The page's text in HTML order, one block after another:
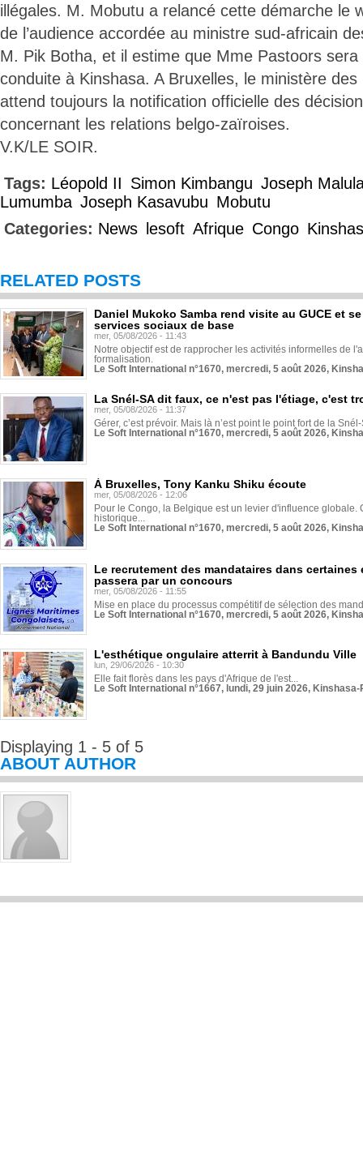
illégales. M. Mobutu a relancé cette démarche le
de l’audience accordée au ministre sud-africain
M. Pik Botha, et il estime que Mme Pastoors
conduite à Kinshasa. A Bruxelles, le ministère
attend toujours la notification officielle des
concernant les relations belgo-zaïroises.
V.K/LE SOIR.
Tags: Léopold II Simon Kimbangu Joseph
Lumumba Joseph Kasavubu Mobutu
Categories: News lesoft Afrique Congo
RELATED POSTS
Daniel Mukoko Samba rend visite au GUCE et
services sociaux de base
mer, 05/08/2026 - 11:43
Notre objectif est de rapprocher les activités informelles de
formalisation.
Le Soft International n°1670, mercredi, 5 août 2026,
La Snél-SA dit faux, ce n'est pas l'étiage, c'est
mer, 05/08/2026 - 11:37
Gérer, c’est prévoir. Mais là n’est point le point fort de la
Le Soft International n°1670, mercredi, 5 août 2026,
À Bruxelles, Tony Kanku Shiku écoute
mer, 05/08/2026 - 12:06
Pour le Congo, la Belgique est un levier d'influence globale.
historique...
Le Soft International n°1670, mercredi, 5 août 2026,
Le recrutement des mandataires dans
passera par un concours
mer, 05/08/2026 - 11:55
Mise en place du processus compétitif de sélection des
Le Soft International n°1670, mercredi, 5 août 2026,
L'esthétique ongulaire atterrit à Bandundu Ville
lun, 29/06/2026 - 10:30
Elle fait florès dans les pays d'Afrique de l'est...
Le Soft International n°1667, lundi, 29 juin 2026,
Displaying 1 - 5 of 5
ABOUT AUTHOR